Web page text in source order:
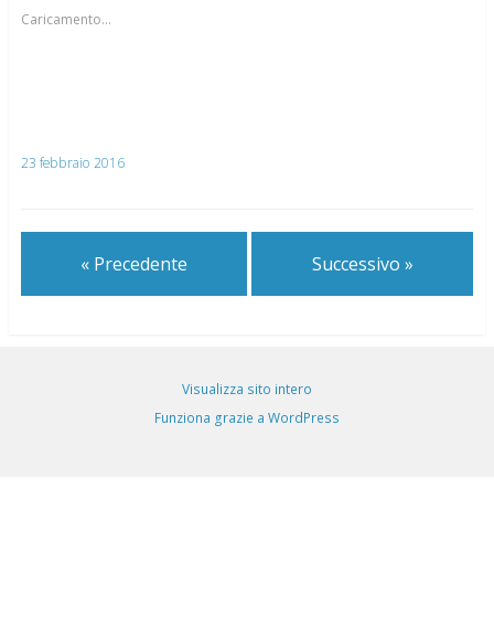
Caricamento...
23 febbraio 2016
« Precedente Successivo »
Visualizza sito intero
Funziona grazie a WordPress